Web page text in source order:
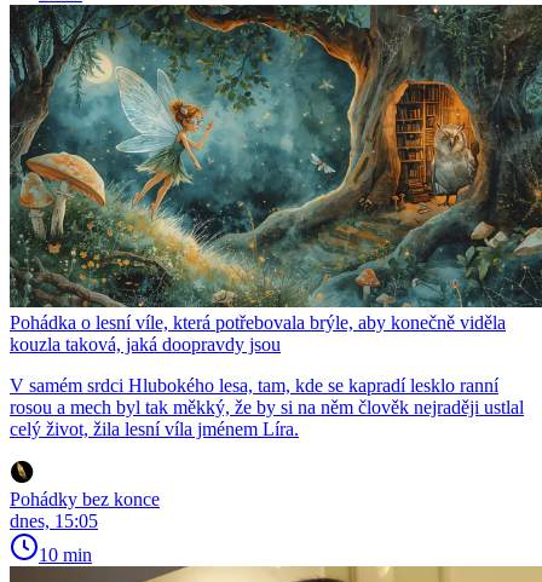
Pohádka o lesní víle, která potřebovala brýle, aby konečně viděla
kouzla taková, jaká doopravdy jsou
V samém srdci Hlubokého lesa, tam, kde se kapradí lesklo ranní
rosou a mech byl tak měkký, že by si na něm člověk nejraději ustlal
celý život, žila lesní víla jménem Líra.
Pohádky bez konce
dnes, 15:05
10 min